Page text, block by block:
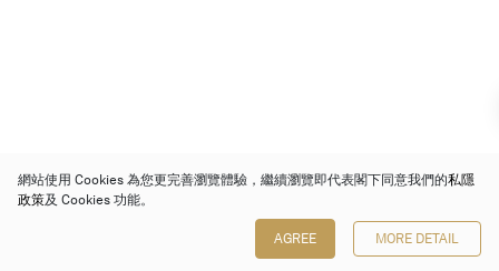
網站使用 Cookies 為您更完善瀏覽體驗，繼續瀏覽即代表閣下同意我們的私隱
政策及 Cookies 功能。
AGREE MORE DETAIL